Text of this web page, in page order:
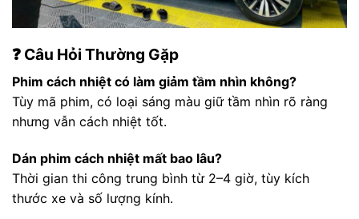
❓ Câu Hỏi Thường Gặp
Phim cách nhiệt có làm giảm tầm nhìn không?
Tùy mã phim, có loại sáng màu giữ tầm nhìn rõ ràng
nhưng vẫn cách nhiệt tốt.
Dán phim cách nhiệt mất bao lâu?
Thời gian thi công trung bình từ 2–4 giờ, tùy kích
thước xe và số lượng kính.